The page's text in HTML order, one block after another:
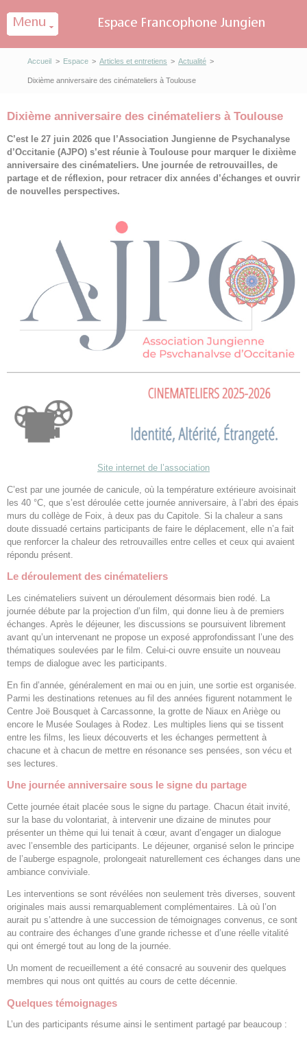
Accueil > Espace > Articles et entretiens > Actualité >
Dixième anniversaire des cinémateliers à Toulouse
Dixième anniversaire des cinémateliers à Toulouse
C’est le 27 juin 2026 que l’Association Jungienne de Psychanalyse
d’Occitanie (AJPO) s’est réunie à Toulouse pour marquer le dixième
anniversaire des cinémateliers. Une journée de retrouvailles, de
partage et de réflexion, pour retracer dix années d’échanges et ouvrir
de nouvelles perspectives.
Site internet de l’association
C’est par une journée de canicule, où la température extérieure avoisinait
les 40 °C, que s’est déroulée cette journée anniversaire, à l’abri des épais
murs du collège de Foix, à deux pas du Capitole. Si la chaleur a sans
doute dissuadé certains participants de faire le déplacement, elle n’a fait
que renforcer la chaleur des retrouvailles entre celles et ceux qui avaient
répondu présent.
Le déroulement des cinémateliers
Les cinémateliers suivent un déroulement désormais bien rodé. La
journée débute par la projection d’un film, qui donne lieu à de premiers
échanges. Après le déjeuner, les discussions se poursuivent librement
avant qu’un intervenant ne propose un exposé approfondissant l’une des
thématiques soulevées par le film. Celui-ci ouvre ensuite un nouveau
temps de dialogue avec les participants.
En fin d’année, généralement en mai ou en juin, une sortie est organisée.
Parmi les destinations retenues au fil des années figurent notamment le
Centre Joë Bousquet à Carcassonne, la grotte de Niaux en Ariège ou
encore le Musée Soulages à Rodez. Les multiples liens qui se tissent
entre les films, les lieux découverts et les échanges permettent à
chacune et à chacun de mettre en résonance ses pensées, son vécu et
ses lectures.
Une journée anniversaire sous le signe du partage
Cette journée était placée sous le signe du partage. Chacun était invité,
sur la base du volontariat, à intervenir une dizaine de minutes pour
présenter un thème qui lui tenait à cœur, avant d’engager un dialogue
avec l’ensemble des participants. Le déjeuner, organisé selon le principe
de l’auberge espagnole, prolongeait naturellement ces échanges dans une
ambiance conviviale.
Les interventions se sont révélées non seulement très diverses, souvent
originales mais aussi remarquablement complémentaires. Là où l’on
aurait pu s’attendre à une succession de témoignages convenus, ce sont
au contraire des échanges d’une grande richesse et d’une réelle vitalité
qui ont émergé tout au long de la journée.
Un moment de recueillement a été consacré au souvenir des quelques
membres qui nous ont quittés au cours de cette décennie.
Quelques témoignages
L’un des participants résume ainsi le sentiment partagé par beaucoup :